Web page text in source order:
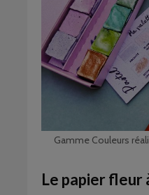
Gamme Couleurs
Le papier fleur